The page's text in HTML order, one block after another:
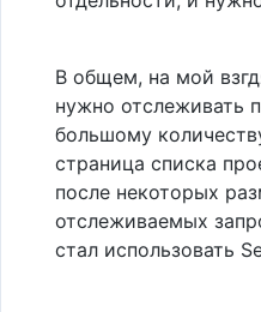
В общем, на мой
нужно отслеживать
большому
страница списка
после некоторых
отслеживаемых
стал использовать